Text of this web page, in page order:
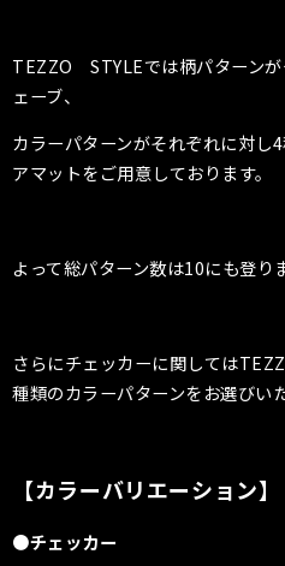
TEZZO STYLEでは柄パターンが
ェーブ、
カラーパターンがそれぞれに対し
アマットをご用意しております。
よって総パターン数は10にも登り
さらにチェッカーに関しては
種類のカラーパターンをお選びい
【カラーバリエーション】
●チェッカー